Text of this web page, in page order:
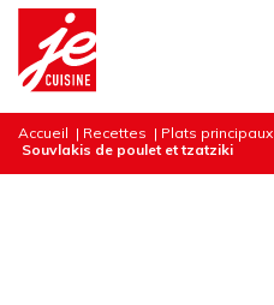
Accueil | Recettes | Plats principaux
Souvlakis de poulet et tzatziki